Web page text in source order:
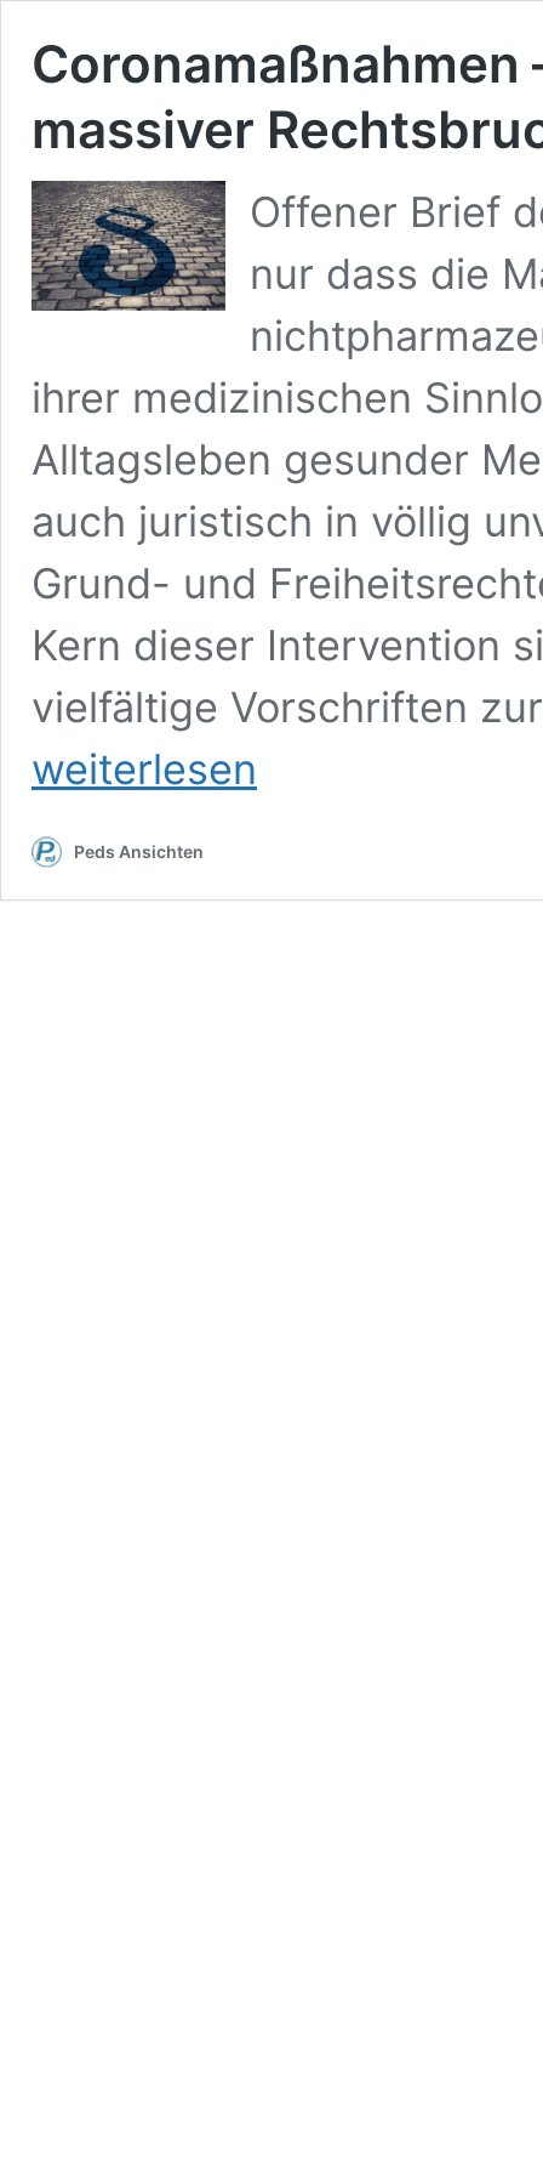
Coronamaßnahmen
massiver
Offener Brief
nur dass die
ihrer medizinischen
Alltagsleben gesunder
auch juristisch in völlig
Grund- und
Kern dieser Intervention
vielfältige Vorschriften
weiterlesen
Peds Ansichten